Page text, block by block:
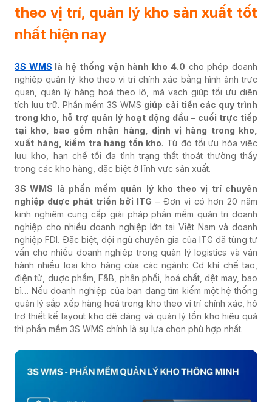
theo vị trí, quản lý kho sản xuất tốt
nhất hiện nay
3S WMS là hệ thống vận hành kho 4.0 cho phép doanh
nghiệp quản lý kho theo vị trí chính xác bằng hình ảnh trực
quan, quản lý hàng hoá theo lô, mã vạch giúp tối ưu diện
tích lưu trữ. Phần mềm 3S WMS giúp cải tiến các quy trình
trong kho, hỗ trợ quản lý hoạt động đầu – cuối trực tiếp
tại kho, bao gồm nhận hàng, định vị hàng trong kho,
xuất hàng, kiểm tra hàng tồn kho. Từ đó tối ưu hóa việc
lưu kho, hạn chế tối đa tình trạng thất thoát thường thấy
trong các kho hàng, đặc biệt ở lĩnh vực sản xuất.
3S WMS là phần mềm quản lý kho theo vị trí chuyên
nghiệp được phát triển bởi ITG – Đơn vị có hơn 20 năm
kinh nghiệm cung cấp giải pháp phần mềm quản trị doanh
nghiệp cho nhiều doanh nghiệp lớn tại Việt Nam và doanh
nghiệp FDI. Đặc biệt, đội ngũ chuyên gia của ITG đã từng tư
vấn cho nhiều doanh nghiệp trong quản lý logistics và vận
hành nhiều loại kho hàng của các ngành: Cơ khí chế tạo,
điện tử, dược phẩm, F&B, phân phối, hoá chất, dệt may, bao
bì… Nếu doanh nghiệp của bạn đang tìm kiếm một hệ thống
quản lý sắp xếp hàng hoá trong kho theo vị trí chính xác, hỗ
trợ thiết kế layout kho dễ dàng và quản lý tồn kho hiệu quả
thì phần mềm 3S WMS chính là sự lựa chọn phù hợp nhất.